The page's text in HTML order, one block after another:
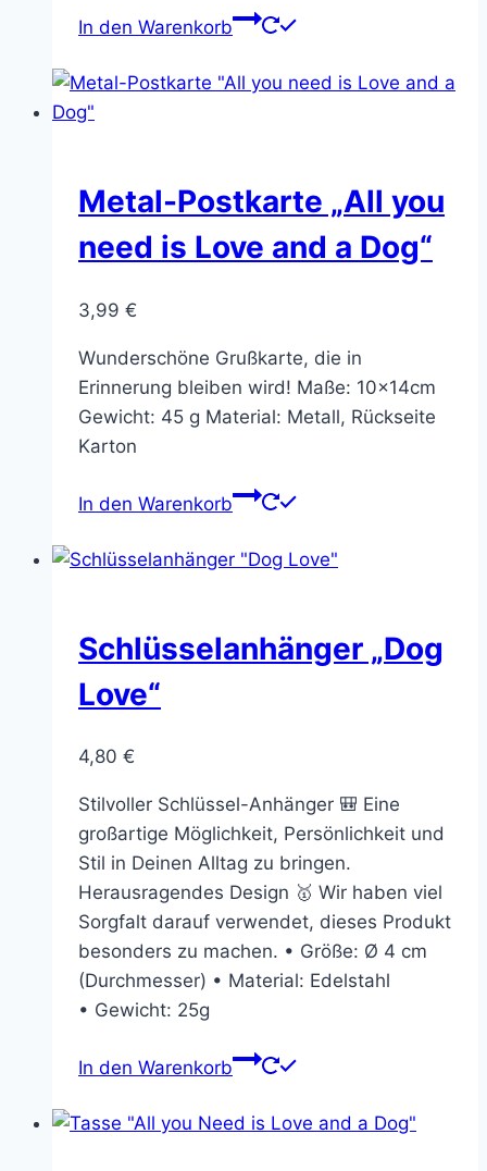
In den Warenkorb
Metal-Postkarte „All you
need is Love and a Dog“
3,99 €
Wunderschöne Grußkarte, die in
Erinnerung bleiben wird! Maße: 10x14cm
Gewicht: 45 g Material: Metall, Rückseite
Karton
In den Warenkorb
Schlüsselanhänger „Dog
Love“
4,80 €
Stilvoller Schlüssel-Anhänger 🎒 Eine
großartige Möglichkeit, Persönlichkeit und
Stil in Deinen Alltag zu bringen.
Herausragendes Design 🥇 Wir haben viel
Sorgfalt darauf verwendet, dieses Produkt
besonders zu machen. • Größe: Ø 4 cm
(Durchmesser) • Material: Edelstahl
• Gewicht: 25g
In den Warenkorb